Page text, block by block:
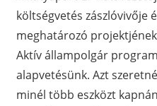
költségvetés zászlóvivője
meghatározó
Aktív állampolgár
alapvetésünk. Azt
minél több eszközt